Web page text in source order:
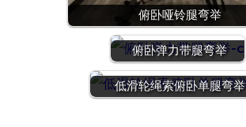
俯卧哑铃腿弯举
俯卧弹力带腿弯举
低滑轮绳索俯卧单腿弯举